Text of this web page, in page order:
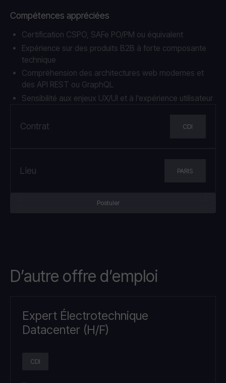
Contrat CDI
Lieu PARIS
Postuler
Compétences appréciées
Certification CSPO, SAFe PO/PM ou équivalent
Expérience sur des produits B2B à forte composante
technique
Compréhension des architectures web modernes et
des API REST ou GraphQL
Sensibilité aux enjeux UX/UI et à l’expérience utilisateur
D’autre offre d’emploi
Expert Électrotechnique
Datacenter (H/F)
CDI